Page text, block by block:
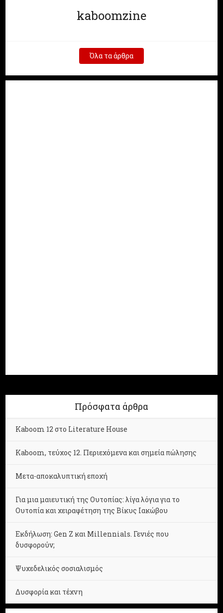
kaboomzine
Όλα τα άρθρα
Πρόσφατα άρθρα
Kaboom 12 στο Literature House
Kaboom, τεύχος 12. Περιεχόμενα και σημεία πώλησης
Μετα-αποκαλυπτική εποχή
Για μια μαιευτική της Ουτοπίας: λίγα λόγια για το
Ουτοπία και χειραφέτηση της Βίκυς Ιακώβου
Εκδήλωση: Gen Z και Millennials. Γενιές που
δυσφορούν;
Ψυχεδελικός σοσιαλισμός
Δυσφορία και τέχνη